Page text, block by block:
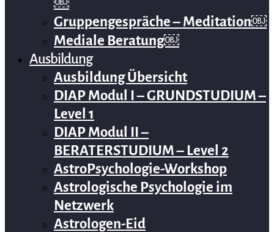
Gruppengespräche – Meditation￼
Mediale Beratung￼
Ausbildung
Ausbildung Übersicht
DIAP Modul I – GRUNDSTUDIUM –
Level 1
DIAP Modul II –
BERATERSTUDIUM – Level 2
AstroPsychologie-Workshop
Astrologische Psychologie im
Netzwerk
Astrologen-Eid